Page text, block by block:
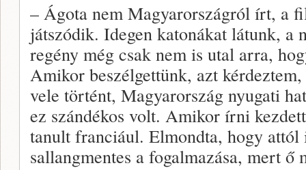
– Ágota nem Magyarországról írt, a
játszódik. Idegen katonákat látunk, a
regény még csak nem is utal arra,
Amikor beszélgettünk, azt
vele történt, Magyarország nyugati
ez szándékos volt. Amikor írni
tanult franciául. Elmondta, hogy attól
sallangmentes a fogalmazása, mert ő